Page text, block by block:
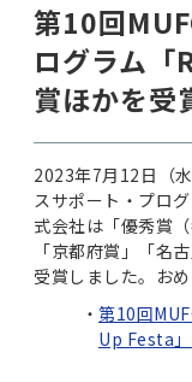
第10回
ログラム
賞ほかを受
2023年7月12日（
スサポート・プロ
式会社は「優秀賞
「京都府賞」「名
受賞しました。お
第10回
Up Festa